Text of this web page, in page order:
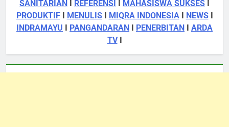
SANITARIAN I REFERENSI I MAHASISWA SUKSES I
PRODUKTIFI MENULISI MIQRA INDONESIAI NEWSI
INDRAMAYU I PANGANDARAN I PENERBITAN I ARDA
TVI